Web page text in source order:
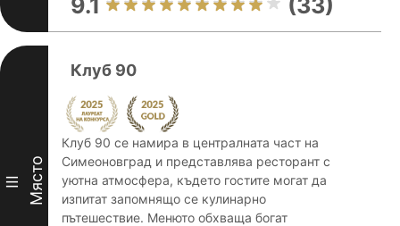
9.1 (33)
III Място
Клуб 90
Клуб 90 се намира в централната част на
Симеоновград и представлява ресторант с
уютна атмосфера, където гостите могат да
изпитат запомнящо се кулинарно
пътешествие. Менюто обхваща богат